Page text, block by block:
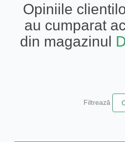
Opiniile
au cumparat
din magazinul
Filtrează